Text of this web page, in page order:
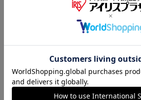
PVC ゴムマット
【代引き不可】
¥12,300+
123ポイント(1倍)
(0)
1